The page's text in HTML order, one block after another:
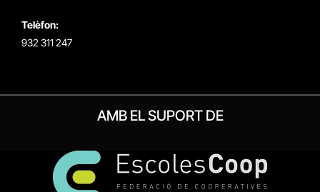
Telèfon:
932 311 247
AMB EL SUPORT DE